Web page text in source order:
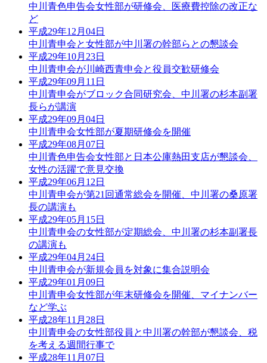
中川青色申告会女性部が研修会、医療費控除の改正な
ど
平成29年12月04日
中川青申会と女性部が中川署の幹部らとの懇談会
平成29年10月23日
中川青申会が川崎西青申会と役員交歓研修会
平成29年09月11日
中川青申会がブロック合同研究会、中川署の杉本副署
長らが講演
平成29年09月04日
中川青申会女性部が夏期研修会を開催
平成29年08月07日
中川青色申告会女性部と日本公庫熱田支店が懇談会、
女性の活躍で意見交換
平成29年06月12日
中川青申会が第21回通常総会を開催、中川署の桑原署
長の講演も
平成29年05月15日
中川青申会の女性部が定期総会、中川署の杉本副署長
の講演も
平成29年04月24日
中川青申会が新規会員を対象に集合説明会
平成29年01月09日
中川青申会女性部が年末研修会を開催、マイナンバー
など学ぶ
平成28年11月28日
中川青申会の女性部役員と中川署の幹部が懇談会、税
を考える週間行事で
平成28年11月07日